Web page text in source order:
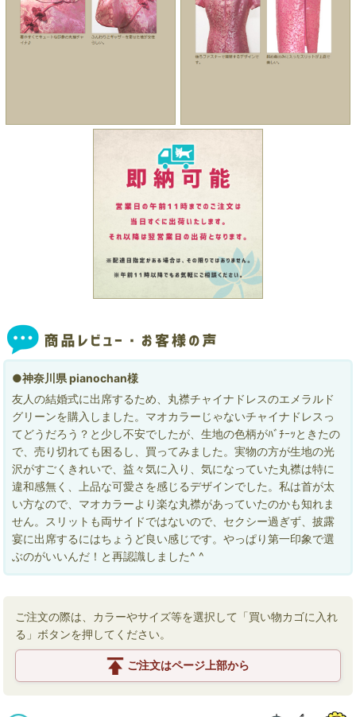
●神奈川県 pianochan様
友人の結婚式に出席するため、丸襟チャイナドレスのエメラルド
グリーンを購入しました。マオカラーじゃないチャイナドレスっ
てどうだろう？と少し不安でしたが、生地の色柄がﾊﾞﾁｰｯときたの
で、売り切れても困るし、買ってみました。実物の方が生地の光
沢がすごくきれいで、益々気に入り、気になっていた丸襟は特に
違和感無く、上品な可愛さを感じるデザインでした。私は首が太
い方なので、マオカラーより楽な丸襟があっていたのかも知れま
せん。スリットも両サイドではないので、セクシー過ぎず、披露
宴に出席するにはちょうど良い感じです。やっぱり第一印象で選
ぶのがいいんだ！と再認識しました^ ^
ご注文の際は、カラーやサイズ等を選択して「買い物カゴに入れ
る」ボタンを押してください。
ご注文はページ上部から